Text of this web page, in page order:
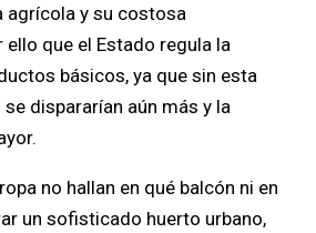
agrícola y su costosa
que el Estado regula la
básicos, ya que sin esta
dispararían aún más y la
un sofisticado huerto urbano,